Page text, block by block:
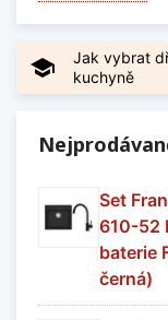
takže si na své
Samozřejmostí
chemikáliím a
Zobrazit méně
school
Jak vybrat
kuchyně
Set
610-52
baterie
černá)